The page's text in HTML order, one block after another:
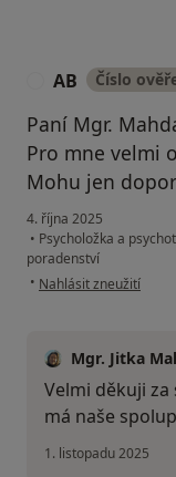
AB Číslo
Paní Mgr.
Pro mne velmi
Mohu jen
4. října 2025
• Psycholožka a
poradenství
• podle názoru uživatele
Nahlásit zneužití
Mgr. Jitka
Velmi děkuji za
má naše
1. listopadu 2025